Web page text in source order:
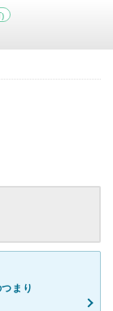
)
まり